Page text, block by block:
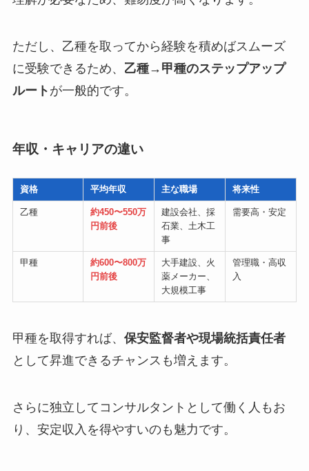
ただし、乙種を取ってから経験を積めばスムーズ
に受験できるため、 乙種→甲種のステップアップ
ルート が一般的です。
年収・キャリアの違い
資格 平均年収 主な職場 将来性
乙種
約450〜550万
円前後
建設会社、採
石業、土木工
事
需要高・安定
甲種
約600〜800万
円前後
大手建設、火
薬メーカー、
大規模工事
管理職・高収
入
甲種を取得すれば、 保安監督者や現場統括責任者
として昇進できるチャンスも増えます。
さらに独立してコンサルタントとして働く人もお
り、安定収入を得やすいのも魅力です。